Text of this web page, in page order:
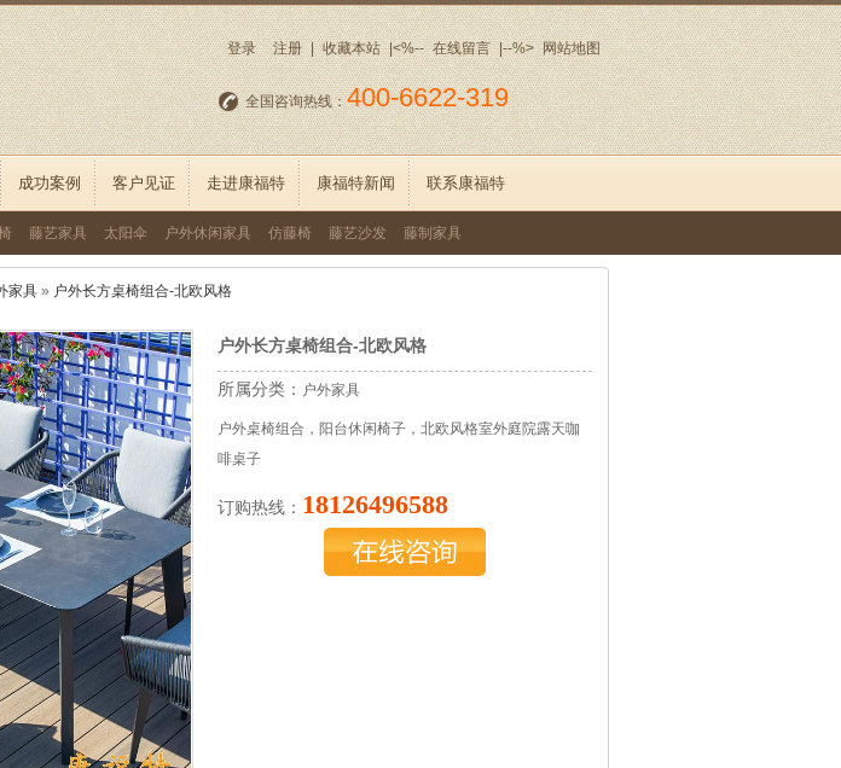
登录 注册 | 收藏本站 |<%-- 在线留言 |--%> 网站地图
全国咨询热线：400-6622-319
成功案例 客户见证 走进康福特 康福特新闻 联系康福特
藤艺家具 太阳伞 户外休闲家具 仿藤椅 藤艺沙发 藤制家具
家具 » 户外长方桌椅组合-北欧风格
户外长方桌椅组合-北欧风格
所属分类： 户外家具
户外桌椅组合，阳台休闲椅子，北欧风格室外庭院露天咖
啡桌子
订购热线： 18126496588